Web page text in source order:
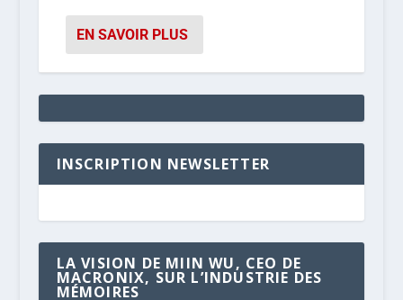
EN SAVOIR PLUS
INSCRIPTION NEWSLETTER
LA VISION DE MIIN WU, CEO DE
MACRONIX, SUR L’INDUSTRIE DES
MÉMOIRES